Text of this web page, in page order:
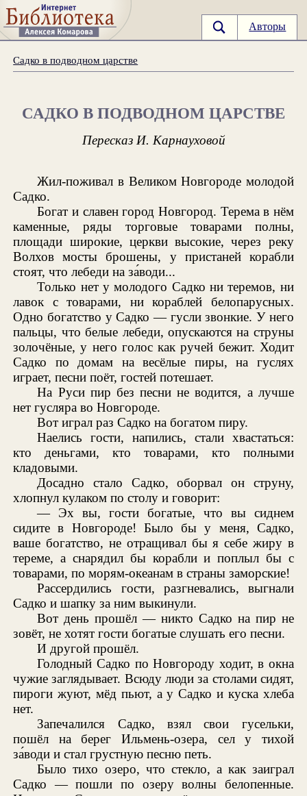
Авторы
Садко в подводном царстве
САДКО В ПОДВОДНОМ ЦАРСТВЕ
Пересказ И. Карнауховой
Жил-поживал в Великом Новгороде молодой
Садко.
Богат и славен город Новгород. Терема в нём
каменные, ряды торговые товарами полны,
площади широкие, церкви высокие, через реку
Волхов мосты брошены, у пристаней корабли
стоят, что лебеди на за́води...
Только нет у молодого Садко ни теремов, ни
лавок с товарами, ни кораблей белопарусных.
Одно богатство у Садко — гусли звонкие. У него
пальцы, что белые лебеди, опускаются на струны
золочёные, у него голос как ручей бежит. Ходит
Садко по домам на весёлые пиры, на гуслях
играет, песни поёт, гостей потешает.
На Руси пир без песни не водится, а лучше
нет гусляра во Новгороде.
Вот играл раз Садко на богатом пиру.
Наелись гости, напились, стали хвастаться:
кто деньгами, кто товарами, кто полными
кладовыми.
Досадно стало Садко, оборвал он струну,
хлопнул кулаком по столу и говорит:
— Эх вы, гости богатые, что вы сиднем
сидите в Новгороде! Было бы у меня, Садко,
ваше богатство, не отращивал бы я себе жиру в
тереме, а снарядил бы корабли и поплыл бы с
товарами, по морям-океанам в страны заморские!
Рассердились гости, разгневались, выгнали
Садко и шапку за ним выкинули.
Вот день прошёл — никто Садко на пир не
зовёт, не хотят гости богатые слушать его песни.
И другой прошёл.
Голодный Садко по Новгороду ходит, в окна
чужие заглядывает. Всюду люди за столами сидят,
пироги жуют, мёд пьют, а у Садко и куска хлеба
нет.
Запечалился Садко, взял свои гусельки,
пошёл на берег Ильмень-озера, сел у тихой
за́води и стал грустную песню петь.
Было тихо озеро, что стекло, а как заиграл
Садко — пошли по озеру волны белопенные.